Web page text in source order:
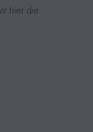
hier die